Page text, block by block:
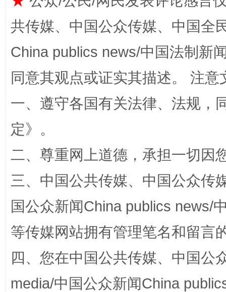
揭批美国五大"原罪" "炒
解纷+调解+退费，一次搞定
共传媒、中国公众传媒、中国全
China publics news/中国法制新
同意其观点或证实其描述。 注
一、遵守各国有关法律、法规，
定》。
二、尊重网上道德，承担一切因
三、中国公共传媒、中国公众传
国公众新闻China publics news/
等传媒网站拥有管理笔名和留言
四、您在中国公共传媒、中国公
media/中国公众新闻China